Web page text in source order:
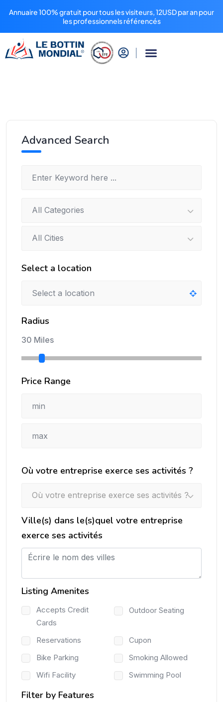
Annuaire 100% gratuit pour tous les visiteurs, 12USD par an pour
les professionnels référencés
Advanced Search
All Categories
All Cities
Select a location
Radius
30 Miles
Price Range
Où votre entreprise exerce ses activités ?
Où votre entreprise exerce ses activités ?
Ville(s) dans le(s)quel votre entreprise
exerce ses activités
Listing Amenites
Accepts Credit
Cards
Outdoor Seating
Reservations
Cupon
Bike Parking
Smoking Allowed
Wifi Facility
Swimming Pool
Filter by Features